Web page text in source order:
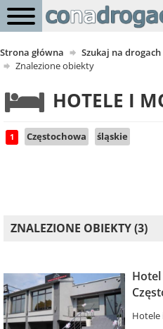
Strona główna Szukaj na drogach
Znalezione obiekty
HOTELE I
1 Częstochowa śląskie
ZNALEZIONE OBIEKTY (3)
Hotel
Hotele